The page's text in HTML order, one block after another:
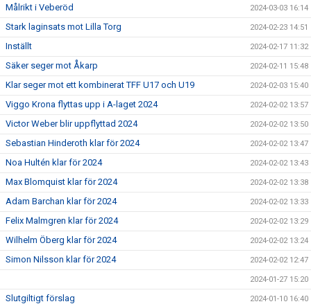
Målrikt i Veberöd 2024-03-03 16:14
Stark laginsats mot Lilla Torg 2024-02-23 14:51
Inställt 2024-02-17 11:32
Säker seger mot Åkarp 2024-02-11 15:48
Klar seger mot ett kombinerat TFF U17 och U19 2024-02-03 15:40
Viggo Krona flyttas upp i A-laget 2024 2024-02-02 13:57
Victor Weber blir uppflyttad 2024 2024-02-02 13:50
Sebastian Hinderoth klar för 2024 2024-02-02 13:47
Noa Hultén klar för 2024 2024-02-02 13:43
Max Blomquist klar för 2024 2024-02-02 13:38
Adam Barchan klar för 2024 2024-02-02 13:33
Felix Malmgren klar för 2024 2024-02-02 13:29
Wilhelm Öberg klar för 2024 2024-02-02 13:24
Simon Nilsson klar för 2024 2024-02-02 12:47
2024-01-27 15:20
Slutgiltigt förslag 2024-01-10 16:40